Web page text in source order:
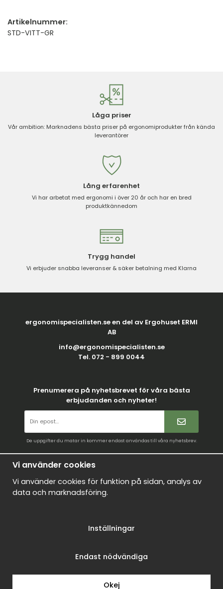
Artikelnummer:
STD-VITT-GR
Låga priser
Vår ambition: Marknadens bästa priser på ergonomiprodukter från kända
leverantörer
Lång erfarenhet
Vi har arbetat med ergonomi i över 20 år och har en bred
produktkännedom
Trygg handel
Vi erbjuder snabba leveranser & säker betalning med Klarna
ergonomispecialisten.se en del av Ergohuset ERMI
AB
info@ergonomispecialisten.se
Tel. 072 - 899 0044
Prenumerera på nyhetsbrevet för våra bästa
erbjudanden och nyheter!
De uppgifter du matar in kommer endast användas till våra nyhetsbrev.
Mina favoriter
Logga in
Nyheter
Drift & produktion:Wikinggruppen
Vi använder cookies
Vi använder cookies för funktion på sidan, analys av
data och marknadsföring.
Inställningar
Endast nödvändiga
Okej